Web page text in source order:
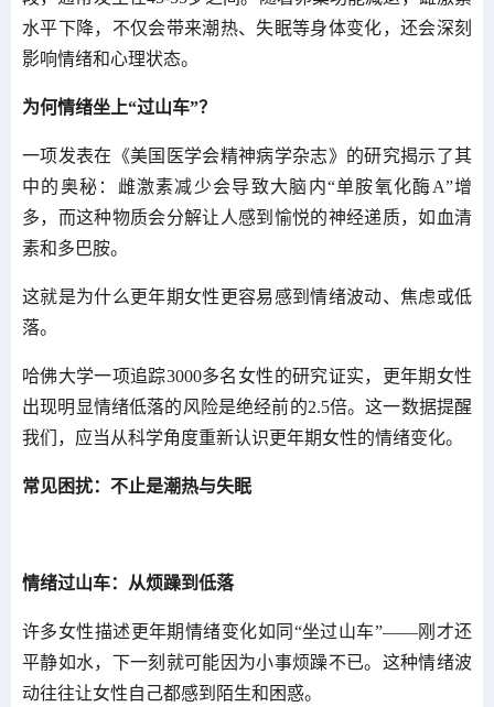
水平下降，不仅会带来潮热、失眠等身体变化，还会深刻
影响情绪和心理状态。
为何情绪坐上“过山车”？
一项发表在《美国医学会精神病学杂志》的研究揭示了其
中的奥秘：雌激素减少会导致大脑内“单胺氧化酶A”增
多，而这种物质会分解让人感到愉悦的神经递质，如血清
素和多巴胺。
这就是为什么更年期女性更容易感到情绪波动、焦虑或低
落。
哈佛大学一项追踪3000多名女性的研究证实，更年期女性
出现明显情绪低落的风险是绝经前的2.5倍。这一数据提醒
我们，应当从科学角度重新认识更年期女性的情绪变化。
常见困扰：不止是潮热与失眠
情绪过山车：从烦躁到低落
许多女性描述更年期情绪变化如同“坐过山车”——刚才还
平静如水，下一刻就可能因为小事烦躁不已。这种情绪波
动往往让女性自己都感到陌生和困惑。